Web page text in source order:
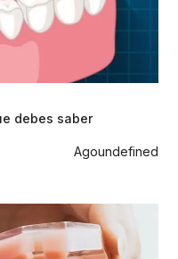
debes saber
Agoundefined